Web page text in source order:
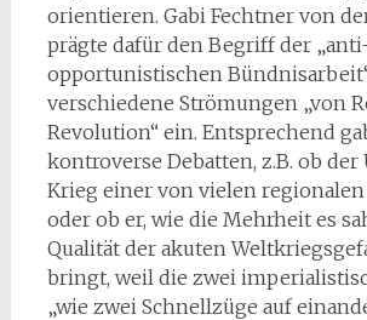
orientieren. Gabi Fechtner von
prägte dafür den Begriff der
opportunistischen
verschiedene Strömungen „von
Revolution“ ein. Entsprechend
kontroverse Debatten, z.B. ob
Krieg einer von vielen
oder ob er, wie die Mehrheit es
Qualität der akuten
bringt, weil die zwei
„wie zwei Schnellzüge auf